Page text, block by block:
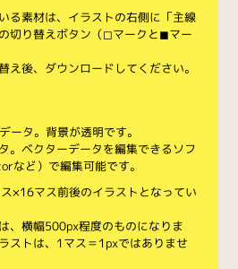
る素材は、イラストの右側に「主線
切り替えボタン（◻︎マークと◼︎マー
え後、ダウンロードしてください。
ータ。背景が透明です。
。ベクターデータを編集できるソフ
など）で編集可能です。
×16マス前後のイラストとなってい
、横幅500px程度のものになりま
ストは、1マス＝1pxではありませ